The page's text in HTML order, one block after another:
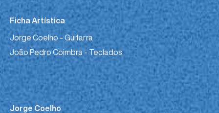
Ficha Artística
Jorge Coelho - Guitarra
João Pedro Coimbra - Teclados
Jorge Coelho